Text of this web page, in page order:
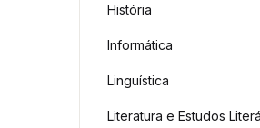
História
Informática
Linguística
Literatura e Estudos